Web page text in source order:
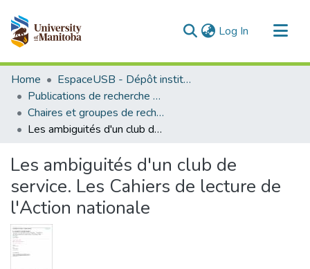
Log In (current)
Communities & Collections
All of MSpace
Statistics
Home
EspaceUSB - Dépôt institutionnel de l'Université de Saint-Boniface
Publications de recherche et autres travaux des professeurs et chercheurs
Chaires et groupes de recherche
Les ambiguités d'un club de service. Les Cahiers de lecture de l'Action nationale
Les ambiguités d'un club de
service. Les Cahiers de lecture de
l'Action nationale